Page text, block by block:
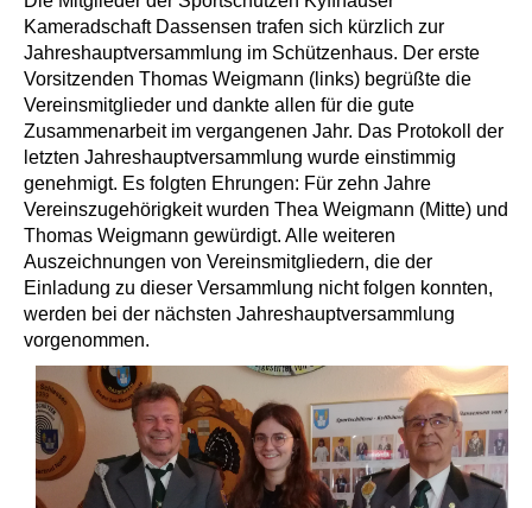
Kameradschaft Dassensen trafen sich kürzlich zur
Jahreshauptversammlung im Schützenhaus. Der erste
Vorsitzenden Thomas Weigmann (links) begrüßte die
Vereinsmitglieder und dankte allen für die gute
Zusammenarbeit im vergangenen Jahr. Das Protokoll der
letzten Jahreshauptversammlung wurde einstimmig
genehmigt. Es folgten Ehrungen: Für zehn Jahre
Vereinszugehörigkeit wurden Thea Weigmann (Mitte) und
Thomas Weigmann gewürdigt. Alle weiteren
Auszeichnungen von Vereinsmitgliedern, die der
Einladung zu dieser Versammlung nicht folgen konnten,
werden bei der nächsten Jahreshauptversammlung
vorgenommen.